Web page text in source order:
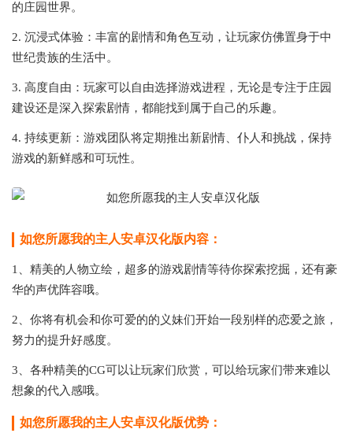
的庄园世界。
2. 沉浸式体验：丰富的剧情和角色互动，让玩家仿佛置身于中
世纪贵族的生活中。
3. 高度自由：玩家可以自由选择游戏进程，无论是专注于庄园
建设还是深入探索剧情，都能找到属于自己的乐趣。
4. 持续更新：游戏团队将定期推出新剧情、仆人和挑战，保持
游戏的新鲜感和可玩性。
如您所愿我的主人安卓汉化版内容：
1、精美的人物立绘，超多的游戏剧情等待你探索挖掘，还有豪
华的声优阵容哦。
2、你将有机会和你可爱的的义妹们开始一段别样的恋爱之旅，
努力的提升好感度。
3、各种精美的CG可以让玩家们欣赏，可以给玩家们带来难以
想象的代入感哦。
如您所愿我的主人安卓汉化版优势：